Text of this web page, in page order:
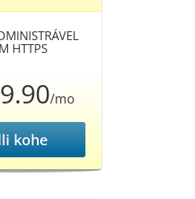
HTTPS
/mo
kohe